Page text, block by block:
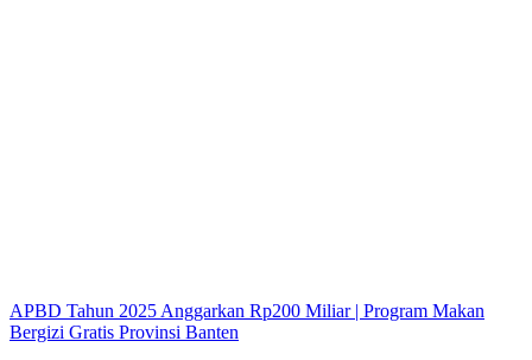
APBD Tahun 2025 Anggarkan Rp200 Miliar | Program Makan
Bergizi Gratis Provinsi Banten